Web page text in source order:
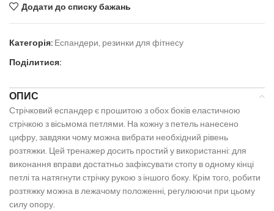
Додати до списку бажань
Категорія: Еспандери, резинки для фітнесу
Поділитися:
ОПИС
Стрічковий еспандер є прошитою з обох боків еластичною
стрічкою з вісьмома петлями. На кожну з петель нанесено
цифру, завдяки чому можна вибрати необхідний рівень
розтяжки. Цей тренажер досить простий у використанні: для
виконання вправи достатньо зафіксувати стопу в одному кінці
петлі та натягнути стрічку рукою з іншого боку. Крім того, робити
розтяжку можна в лежачому положенні, регулюючи при цьому
силу опору.